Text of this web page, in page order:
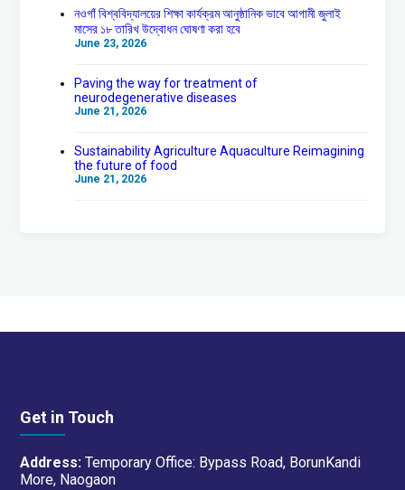
নওগাঁ বিশ্ববিদ্যালয়ের শিক্ষা কার্যক্রম আনুষ্ঠানিক ভাবে আগামী জুলাই
মাসের ১৮ তারিখ উদ্বোধন ঘোষণা করা হবে
June 23, 2026
Paving the way for treatment of
neurodegenerative diseases
June 21, 2026
Sustainability Agriculture Aquaculture Reimagining
the future of food
June 21, 2026
Get in Touch
Address: Temporary Office: Bypass Road, BorunKandi
More, Naogaon